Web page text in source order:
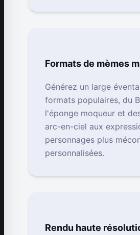
Formats de mèmes
Générez un large
formats populaires, du
l'éponge moqueur et
arc-en-ciel aux
personnages plus
personnalisées.
Rendu haute